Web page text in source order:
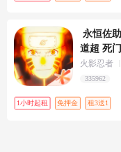
永恒佐
道超 死
火影忍者
335962
1小时起租 免押金 租3送1